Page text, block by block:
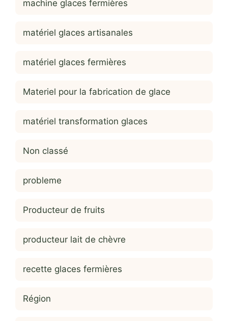
machine glaces fermières
matériel glaces artisanales
matériel glaces fermières
Materiel pour la fabrication de glace
matériel transformation glaces
Non classé
probleme
Producteur de fruits
producteur lait de chèvre
recette glaces fermières
Région